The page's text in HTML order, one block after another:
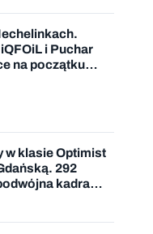
i Puchar
na początku
w klasie Optimist
292
kadra